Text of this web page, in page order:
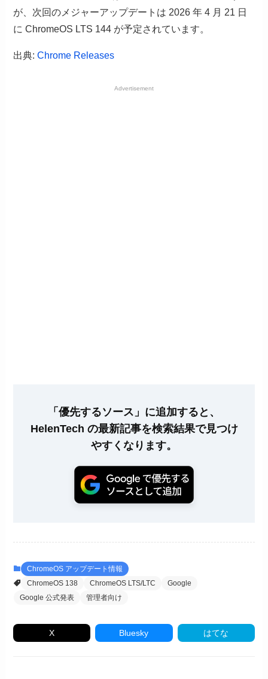
が、次回のメジャーアップデートは 2026 年 4 月 21 日
に ChromeOS LTS 144 が予定されています。
出典:Chrome Releases
Advertisement
「優先するソース」に追加すると、
HelenTech の最新記事を検索結果で見つけ
やすくなります。
ChromeOS アップデート情報
ChromeOS 138
ChromeOS LTS/LTC
Google
Google 公式発表
管理者向け
X Bluesky はてな